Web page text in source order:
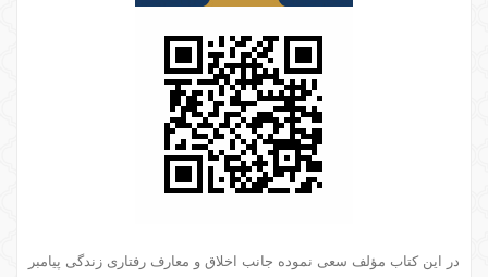
در این کتاب مؤلف سعی نموده جانب اخلاق و معارف رفتاری زندگی پیامبر